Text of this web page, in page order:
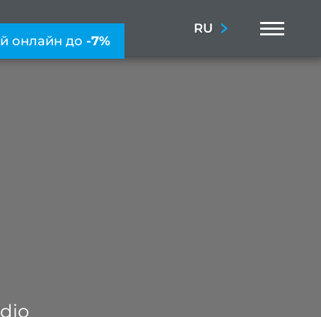
онлайн до -7%
RU